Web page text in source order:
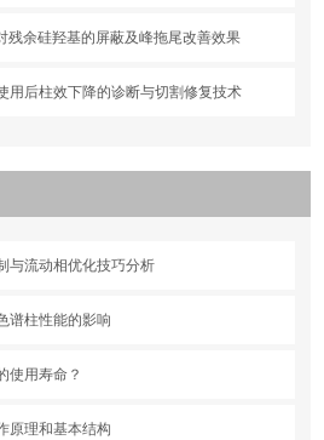
残余硅羟基的屏蔽及峰拖尾改善效果
用后柱效下降的诊断与切割修复技术
与流动相优化技巧分析
谱柱性能的影响
使用寿命？
原理和基本结构